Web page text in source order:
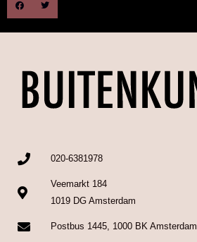
020-6381978
Veemarkt 184
1019 DG Amsterdam
Postbus 1445, 1000 BK Amsterdam